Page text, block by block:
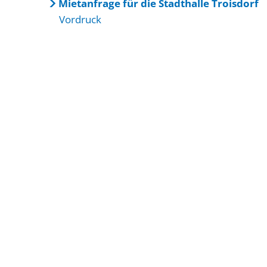
Mietanfrage für die Stadthalle Troisdorf
Vordruck